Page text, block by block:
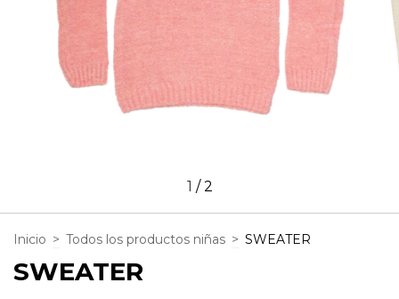
1 /2
Inicio > Todos los productos niñas > SWEATER
SWEATER